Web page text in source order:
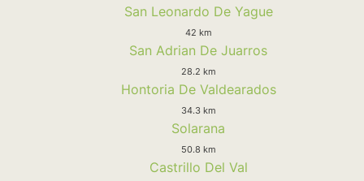
San Leonardo De Yague
42 km
San Adrian De Juarros
28.2 km
Hontoria De Valdearados
34.3 km
Solarana
50.8 km
Castrillo Del Val